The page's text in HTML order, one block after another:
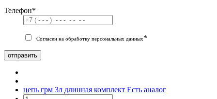
Телефон*
Согласен на обработку персональных данных*
отправить
цепь грм 3л длинная комплект Есть аналог